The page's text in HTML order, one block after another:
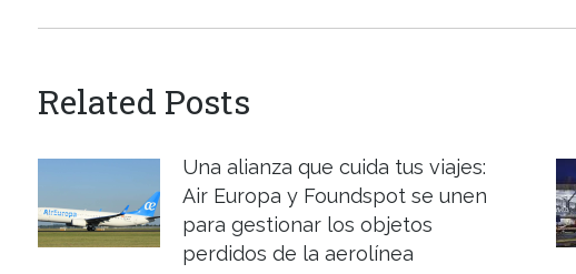
Related Posts
Una alianza que cuida tus viajes:
Air Europa y Foundspot se unen
para gestionar los objetos
perdidos de la aerolínea